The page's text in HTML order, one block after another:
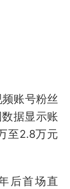
账号粉丝
据显示账
至2.8万元
后首场直